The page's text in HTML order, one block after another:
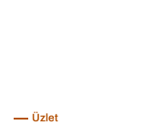
Üzlet